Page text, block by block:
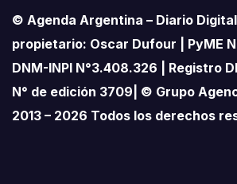
© Agenda Argentina – Diario
propietario: Oscar Dufour | PyME
DNM-INPI N°3.408.326 | Registro
N° de edición 3709| © Grupo
2013 – 2026 Todos los derechos